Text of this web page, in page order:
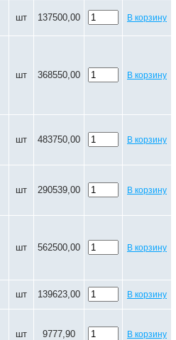
шт 137500,00 В корзину
шт 368550,00 В корзину
шт 483750,00 В корзину
шт 290539,00 В корзину
шт 562500,00 В корзину
шт 139623,00 В корзину
шт 9777,90 В корзину